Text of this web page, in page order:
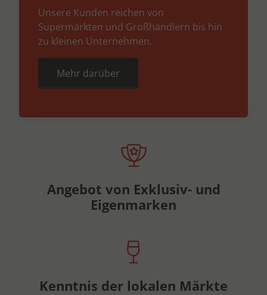
Unsere Kunden reichen von
Supermärkten und Großhändlern bis hin
zu kleinen Unternehmen.
Mehr darüber
Angebot von Exklusiv- und
Eigenmarken
Kenntnis der lokalen Märkte